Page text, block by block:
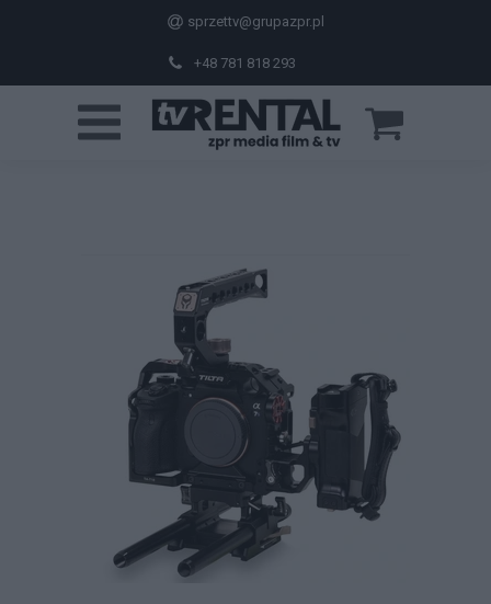
+48 781 818 293
sprzettv@grupazpr.pl